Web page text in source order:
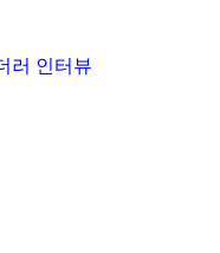
러 인터뷰